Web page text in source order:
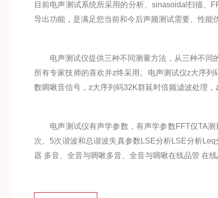
目前电声测试系统所采用的分析、sinasoidal扫描、
导出功能，是满足您当前和今后声频测试需要、性能
电声测试仪提供三种不同测量方法，从三种不同
所有专家技师的喜欢并z终采用。电声测试仪z大序
数啁啾音信号，z大序列码32K群延时倍频滤波处理
电声测试仪有声学参数，有声学参数FFT仅TA测
次、5次谐波和总谐波失真参数LSE分析LSE分析
器 多音、全音与啁啾多音、全音与啁啾在线品管 在